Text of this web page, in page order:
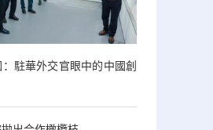
駐華外交官眼中的中國創